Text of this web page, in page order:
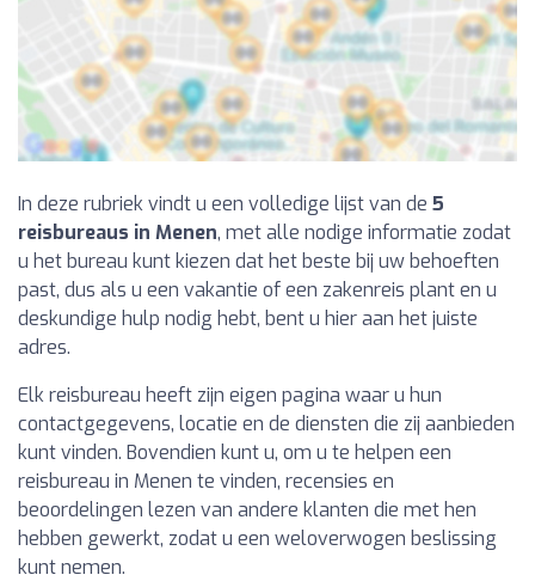
In deze rubriek vindt u een volledige lijst van de 5
reisbureaus in Menen, met alle nodige informatie zodat
u het bureau kunt kiezen dat het beste bij uw behoeften
past, dus als u een vakantie of een zakenreis plant en u
deskundige hulp nodig hebt, bent u hier aan het juiste
adres.
Elk reisbureau heeft zijn eigen pagina waar u hun
contactgegevens, locatie en de diensten die zij aanbieden
kunt vinden. Bovendien kunt u, om u te helpen een
reisbureau in Menen te vinden, recensies en
beoordelingen lezen van andere klanten die met hen
hebben gewerkt, zodat u een weloverwogen beslissing
kunt nemen.